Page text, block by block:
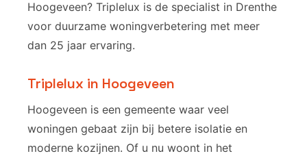
Hoogeveen? Triplelux is de specialist in Drenthe
voor duurzame woningverbetering met meer
dan 25 jaar ervaring.
Triplelux in Hoogeveen
Hoogeveen is een gemeente waar veel
woningen gebaat zijn bij betere isolatie en
moderne kozijnen. Of u nu woont in het